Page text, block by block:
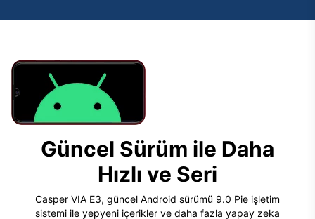
Güncel Sürüm ile Daha
Hızlı ve Seri
Casper VIA E3, güncel Android sürümü 9.0 Pie işletim
sistemi ile yepyeni içerikler ve daha fazla yapay zeka